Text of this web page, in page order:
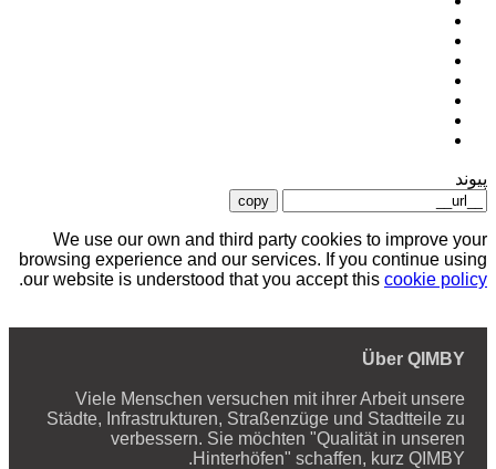
پیوند
copy
We use our own and third party cookies to improve your
browsing experience and our services. If you continue using
our website is understood that you accept this cookie policy
.
Über QIMBY
Viele Menschen versuchen mit ihrer Arbeit unsere
Städte, Infrastrukturen, Straßenzüge und Stadtteile zu
verbessern. Sie möchten "Qualität in unseren
Hinterhöfen" schaffen, kurz QIMBY.